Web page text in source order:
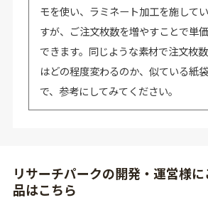
モを使い、ラミネート加工を施して
すが、ご注文枚数を増やすことで単
できます。同じような素材で注文枚
はどの程度変わるのか、似ている紙
で、参考にしてみてください。
リサーチパークの開発・運営様
品はこちら